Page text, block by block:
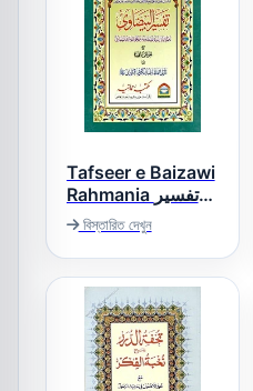
Tafseer e Baizawi
Rahmania تفسیر
بیضاوی
বিস্তারিত দেখুন